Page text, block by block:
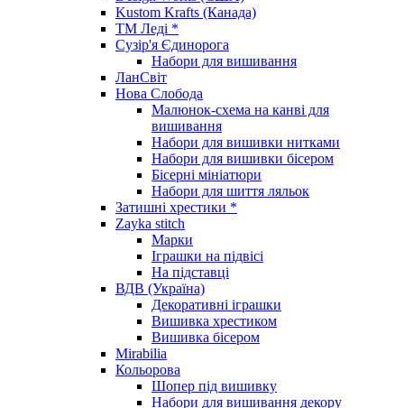
Kustom Krafts (Канада)
ТМ Леді *
Сузір'я Єдинорога
Набори для вишивання
ЛанСвіт
Нова Слобода
Малюнок-схема на канві для
вишивання
Набори для вишивки нитками
Набори для вишивки бісером
Бісерні мініатюри
Набори для шиття ляльок
Затишні хрестики *
Zayka stitch
Марки
Іграшки на підвісі
На підставці
ВДВ (Україна)
Декоративні іграшки
Вишивка хрестиком
Вишивка бісером
Mirabilia
Кольорова
Шопер під вишивку
Набори для вишивання декору